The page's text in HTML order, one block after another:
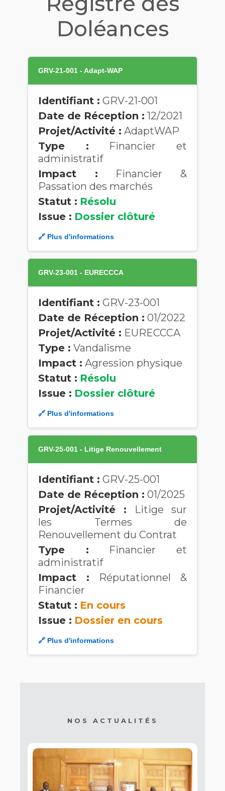
Doléances
GRV-21-001 - Adapt-WAP
Identifiant : GRV-21-001
Date de Réception : 12/2021
Projet/Activité : AdaptWAP
Type :
Financier et
administratif
Impact :
Financier &
Passation des marchés
Statut : Résolu
Issue : Dossier clôturé
🔗 Plus d'informations
GRV-23-001 - EURECCCA
Identifiant : GRV-23-001
Date de Réception : 01/2022
Projet/Activité : EURECCCA
Type : Vandalisme
Impact : Agression physique
Statut : Résolu
Issue : Dossier clôturé
🔗 Plus d'informations
GRV-25-001 - Litige Renouvellement
Identifiant : GRV-25-001
Date de Réception : 01/2025
Projet/Activité :
Litige sur
les Termes de
Renouvellement du Contrat
Type :
Financier et
administratif
Impact :
Réputationnel &
Financier
Statut : En cours
Issue : Dossier en cours
🔗 Plus d'informations
NOS ACTUALITÉS